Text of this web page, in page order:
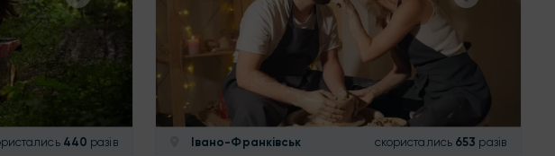
440 разів Івано-Франківськ скористались 653 разів